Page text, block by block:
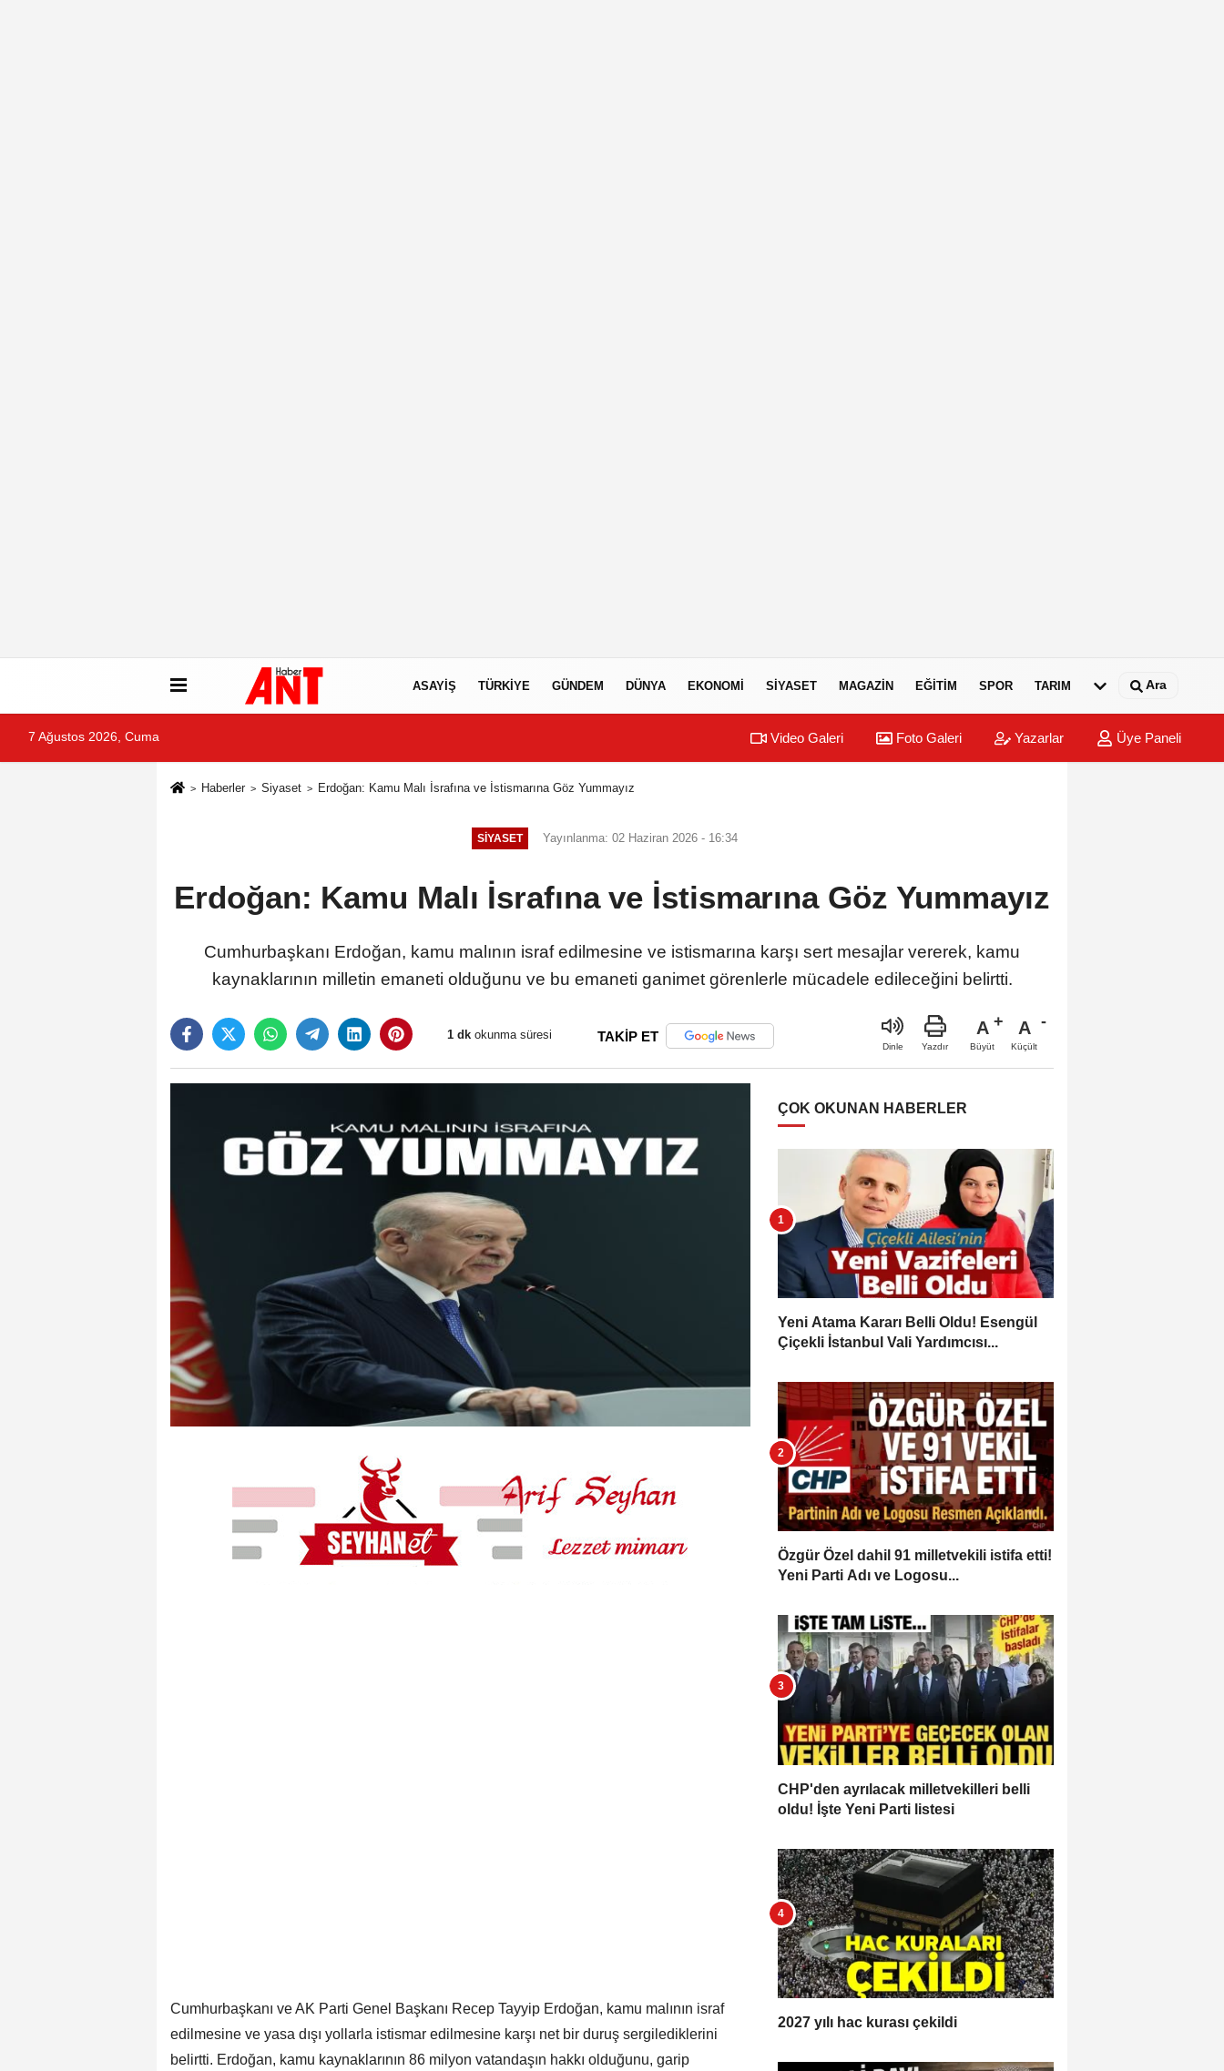
ASAYIŞ TÜRKIYE GÜNDEM DÜNYA EKONOMI SIYASET MAGAZIN EĞITIM SPOR TARIM Ara
7 Ağustos 2026, Cuma Video Galeri Foto Galeri Yazarlar Üye Paneli
Haberler Siyaset Erdoğan: Kamu Malı İsrafına ve İstismarına Göz Yummayız
SIYASET Yayınlanma: 02 Haziran 2026 - 16:34
Erdoğan: Kamu Malı İsrafına ve İstismarına Göz Yummayız
Cumhurbaşkanı Erdoğan, kamu malının israf edilmesine ve istismarına karşı sert mesajlar vererek, kamu
kaynaklarının milletin emaneti olduğunu ve bu emaneti ganimet görenlerle mücadele edileceğini belirtti.
1 dk okunma süresi TAKİP ET
Dinle Yazdır
A
Büyüt
A
Küçült
Cumhurbaşkanı ve AK Parti Genel Başkanı Recep Tayyip Erdoğan, kamu malının israf
edilmesine ve yasa dışı yollarla istismar edilmesine karşı net bir duruş sergilediklerini
belirtti. Erdoğan, kamu kaynaklarının 86 milyon vatandaşın hakkı olduğunu, garip
ÇOK OKUNAN HABERLER
Yeni Atama Kararı Belli Oldu! Esengül
Çiçekli İstanbul Vali Yardımcısı...
Özgür Özel dahil 91 milletvekili istifa etti!
Yeni Parti Adı ve Logosu...
CHP'den ayrılacak milletvekilleri belli
oldu! İşte Yeni Parti listesi
2027 yılı hac kurası çekildi